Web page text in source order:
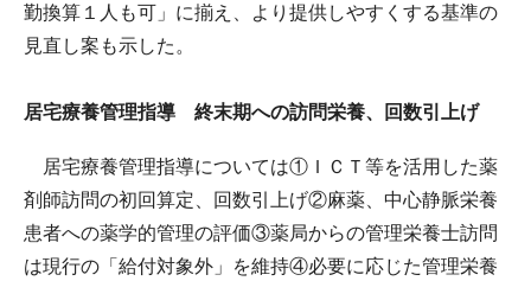
勤換算１人も可」に揃え、より提供しやすくする基準の
見直し案も示した。
居宅療養管理指導 終末期への訪問栄養、回数引上げ
居宅療養管理指導については①ＩＣＴ等を活用した薬
剤師訪問の初回算定、回数引上げ②麻薬、中心静脈栄養
患者への薬学的管理の評価③薬局からの管理栄養士訪問
は現行の「給付対象外」を維持④必要に応じた管理栄養